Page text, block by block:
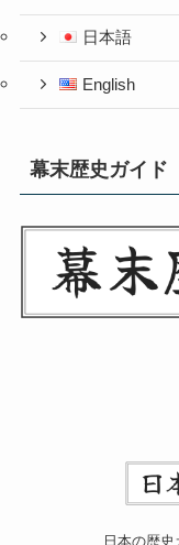
日本語
English
幕末歴史ガイド
日本の歴